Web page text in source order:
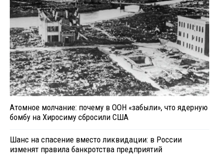
Атомное молчание: почему в ООН «забыли», что ядерную
бомбу на Хиросиму сбросили США
Шанс на спасение вместо ликвидации: в России
изменят правила банкротства предприятий